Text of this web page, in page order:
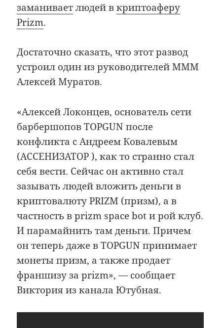
заманиваетлюдей вкриптоаферу
Prizm.
Достаточно сказать, что этот развод
устроил один из руководителей МММ
Алексей Муратов.
«Алексей Локонцев, основатель сети
барбершопов TOPGUN после
конфликта с Андреем Ковалевым
(АССЕНИЗАТОР ), как то странно стал
себя вести. Сейчас он активно стал
зазывать людей вложить деньги в
криптовалюту PRIZM (призм), а в
частность в prizm space bot и рой клуб.
И парамайнить там деньги. Причем
он теперь даже в TOPGUN принимает
монеты призм, а также продает
франшизу за prizm», — сообщает
Виктория из канала Ютубная.